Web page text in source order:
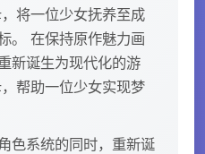
将一位少女抚养至成
。 在保持原作魅力画
新诞生为现代化的游
帮助一位少女实现梦
色系统的同时，重新诞